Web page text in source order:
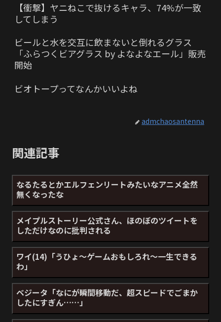
【衝撃】ヤニねこで抜けるキャラ、74%が一致
してしまう
ビールと水を交互に飲まないと倒れるグラス
「ふらつくビアグラス by よなよなエール」販売
開始
ビオトープってなんかいいよね
admchaosantenna
関連記事
なるたるとかエルフェンリートみたいなアニメ全然
無くなったな
メイプルストーリー公式さん、ほのぼのツイートを
しただけなのに批判される
ワイ(14)「うひょ～ゲームおもしろれ～一生できる
わ」
ベジータ「なにが瞬間移動だ、超スピードでごまか
したにすぎん……」